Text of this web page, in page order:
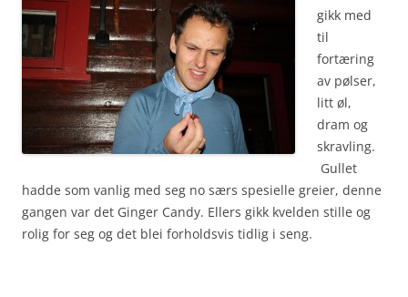
gikk med
til
fortæring
av pølser,
litt øl,
dram og
skravling.
Gullet
hadde som vanlig med seg no særs spesielle greier, denne
gangen var det Ginger Candy. Ellers gikk kvelden stille og
rolig for seg og det blei forholdsvis tidlig i seng.